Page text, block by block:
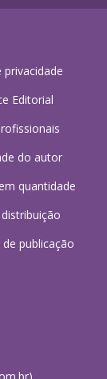
privacidade
Editorial
do autor
quantidade
publicação